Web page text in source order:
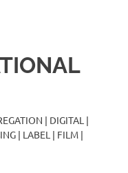
| DIGITAL |
| LABEL | FILM |